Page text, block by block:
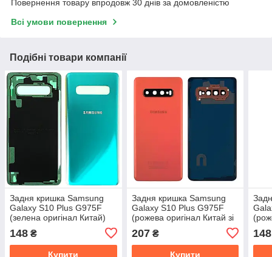
Повернення товару впродовж 30 днів за домовленістю
Всі умови повернення
Подібні товари компанії
Задня кришка Samsung
Galaxy S10 Plus G975F
(зелена оригінал Китай)
148 ₴
Купити
Задня кришка Samsung
Galaxy S10 Plus G975F
(рожева оригінал Китай зі
207₴
Купити
148